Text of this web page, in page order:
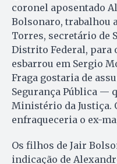
coronel aposentado
Bolsonaro, trabalhou
Torres, secretário de
Distrito Federal, para
esbarrou em Sergio
Fraga gostaria de
Segurança Pública —
Ministério da Justiça.
enfraqueceria o ex-
Os filhos de Jair
indicação de